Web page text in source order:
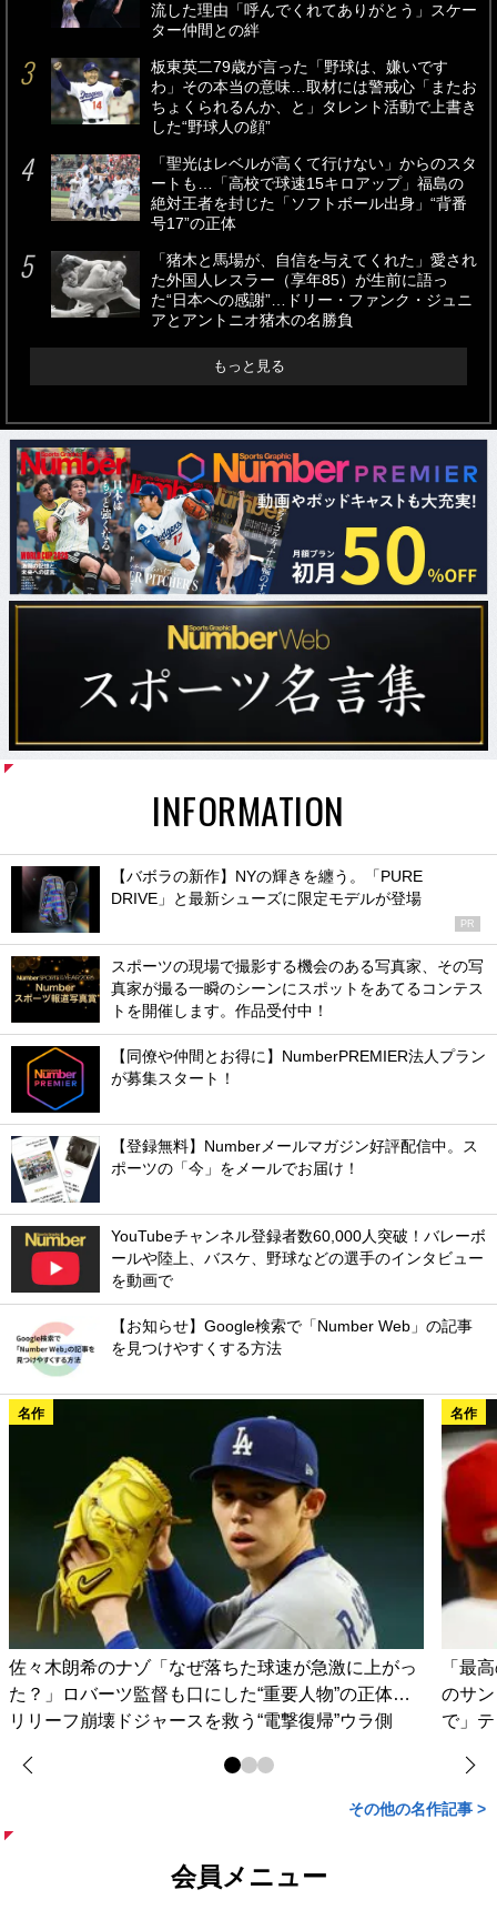
流した理由「呼んでくれてありがとう」スケー
ター仲間との絆
板東英二79歳が言った「野球は、嫌いです
わ」その本当の意味…取材には警戒心「またお
ちょくられるんか、と」タレント活動で上書き
した“野球人の顔”
「聖光はレベルが高くて行けない」からのスタ
ートも…「高校で球速15キロアップ」福島の
絶対王者を封じた「ソフトボール出身」“背番
号17”の正体
「猪木と馬場が、自信を与えてくれた」愛され
た外国人レスラー（享年85）が生前に語っ
た“日本への感謝”…ドリー・ファンク・ジュニ
アとアントニオ猪木の名勝負
もっと見る
INFORMATION
【バボラの新作】NYの輝きを纏う。「PURE
DRIVE」と最新シューズに限定モデルが登場
PR
スポーツの現場で撮影する機会のある写真家、その写
真家が撮る一瞬のシーンにスポットをあてるコンテス
トを開催します。作品受付中！
【同僚や仲間とお得に】NumberPREMIER法人プラン
が募集スタート！
【登録無料】Numberメールマガジン好評配信中。ス
ポーツの「今」をメールでお届け！
YouTubeチャンネル登録者数60,000人突破！バレーボ
ールや陸上、バスケ、野球などの選手のインタビュー
を動画で
【お知らせ】Google検索で「Number Web」の記事
を見つけやすくする方法
名作
佐々木朗希のナゾ「なぜ落ちた球速が急激に上がっ
た？」ロバーツ監督も口にした“重要人物”の正体…
リリーフ崩壊ドジャースを救う“電撃復帰”ウラ側
名作
「最
のサ
で」
その他の名作記事 >
会員メニュー